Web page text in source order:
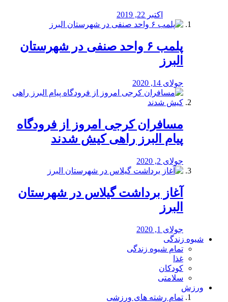
اکتبر 22, 2019
پلمب ۶ واحد صنفی در شهرستان
البرز
جولای 14, 2020
مسافران کرجی امروز از فرودگاه
پیام البرز راهی کیش شدند
جولای 2, 2020
آغاز برداشت گیلاس در شهرستان
البرز
جولای 1, 2020
شیوه زندگی
تمام شیوه زندگی
غذا
کودکان
سلامتی
ورزش
تمام رشته های ورزشی